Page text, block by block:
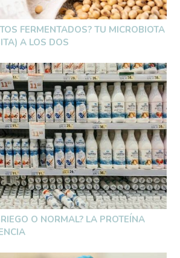
FERMENTADOS? TU MICROBIOTA
A LOS DOS
O NORMAL? LA PROTEÍNA